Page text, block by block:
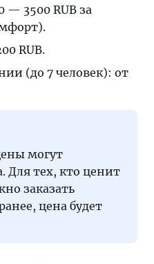
— 3500 RUB за
RUB.
(до 7 человек): от
могут
Для тех, кто ценит
заказать
цена будет